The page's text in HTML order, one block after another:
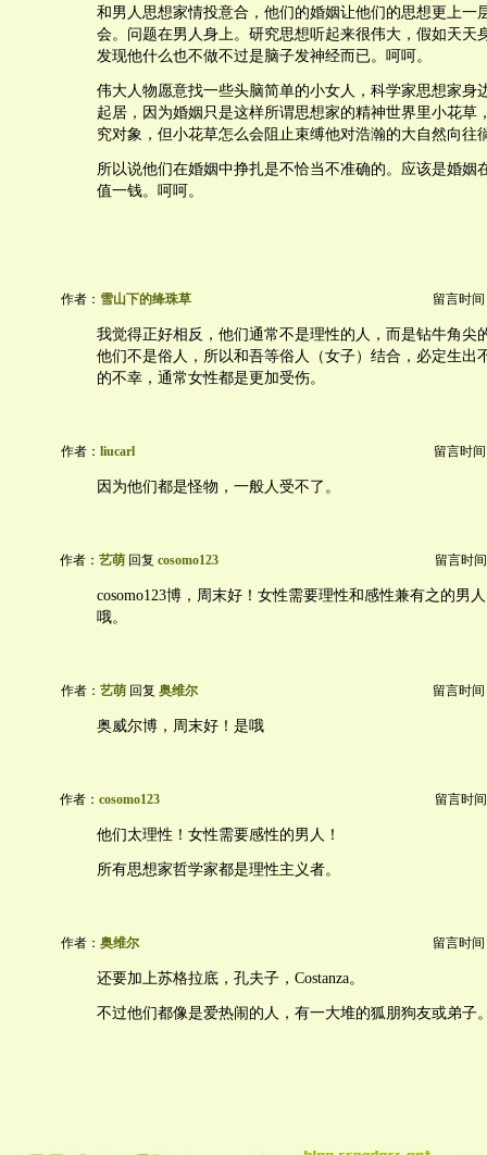
和男人思想家情投意合，他们的婚姻让他们的思想更上一
会。问题在男人身上。研究思想听起来很伟大，假如天天
发现他什么也不做不过是脑子发神经而已。呵呵。
伟大人物愿意找一些头脑简单的小女人，科学家思想家身
起居，因为婚姻只是这样所谓思想家的精神世界里小花草
究对象，但小花草怎么会阻止束缚他对浩瀚的大自然向往
所以说他们在婚姻中挣扎是不恰当不准确的。应该是婚姻
值一钱。呵呵。
作者： 雪山下的绛珠草 留言时间
我觉得正好相反，他们通常不是理性的人，而是钻牛角尖
他们不是俗人，所以和吾等俗人（女子）结合，必定生出
的不幸，通常女性都是更加受伤。
作者： liucarl 留言时间
因为他们都是怪物，一般人受不了。
作者： 艺萌 回复 cosomo123 留言时
cosomo123博，周末好！女性需要理性和感性兼有之的男
哦。
作者： 艺萌 回复 奥维尔 留言时间
奥威尔博，周末好！是哦
作者： cosomo123 留言时
他们太理性！女性需要感性的男人！
所有思想家哲学家都是理性主义者。
作者： 奥维尔 留言时间
还要加上苏格拉底，孔夫子，Costanza。
不过他们都像是爱热闹的人，有一大堆的狐朋狗友或弟子